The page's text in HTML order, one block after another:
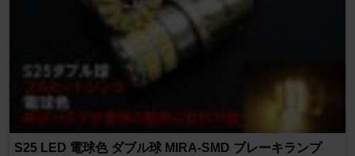
S25 LED 電球色 ダブル球 MIRA-SMD ブレーキランプ